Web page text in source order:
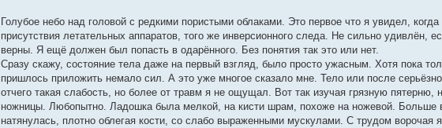
Голубое небо над головой с редкими пористыми облаками. Это первое что я увидел,
присутствия летательных аппаратов, того же инверсионного следа. Не сильно удивлён,
верны. Я ещё должен был попасть в одарённого. Без понятия так это или нет.
Сразу скажу, состояние тела даже на первый взгляд, было просто ужасным. Хотя пока
пришлось приложить немало сил. А это уже многое сказало мне. Тело или после
отчего такая слабость, но более от травм я не ощущал. Вот так изучая грязную
ножницы. Любопытно. Ладошка была мелкой, на кисти шрам, похоже на ножевой. Больше
натянулась, плотно облегая кости, со слабо выраженными мускулами. С трудом ворочая